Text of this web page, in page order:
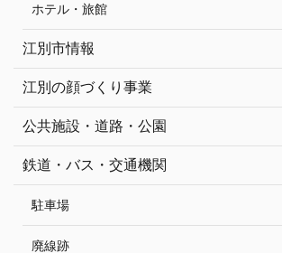
ホテル・旅館
江別市情報
江別の顔づくり事業
公共施設・道路・公園
鉄道・バス・交通機関
駐車場
廃線跡